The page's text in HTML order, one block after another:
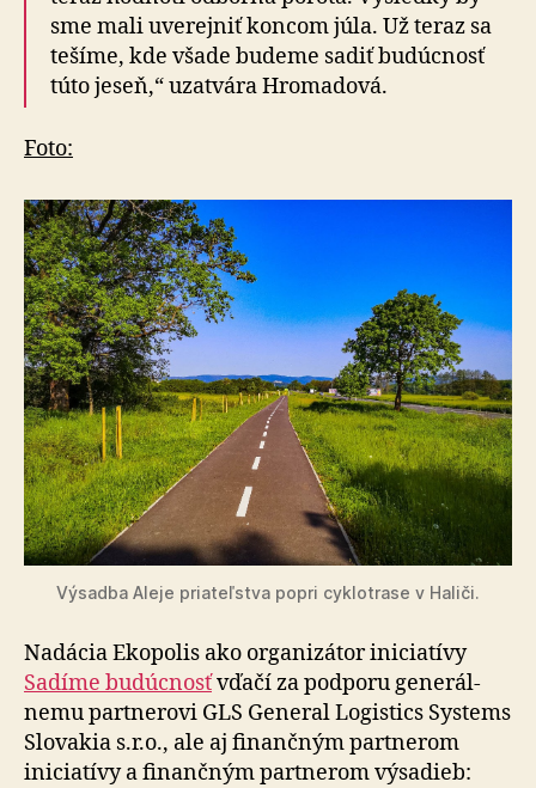
sme mali uverejniť koncom júla. Už teraz sa
tešíme, kde všade budeme sadiť budúcnosť
túto jeseň,“ uzatvára Hromadová.
Foto:
Výsadba Aleje priateľstva popri cyklotrase v Haliči.
Nadácia Ekopolis ako organizátor iniciatívy
Sadíme budúcnosťvďačí za pod­poru ge­ne­rál­
nemu partnerovi GLS General Logistics Systems
Slovakia s.r.o., ale aj finančným partnerom
iniciatívy a finančným partnerom výsadieb: